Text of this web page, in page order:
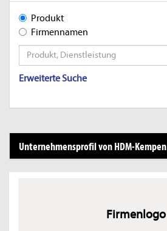
Produkt
Firmennamen
Erweiterte Suche
Unternehmensprofil von HDM-Kempen
Firmenlogo